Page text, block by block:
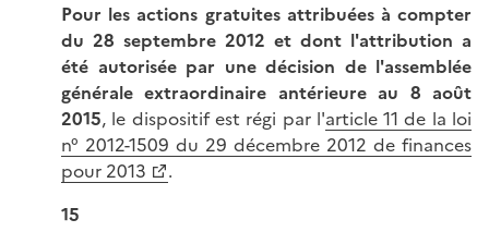
Pour les actions gratuites attribuées à compter
du 28 septembre 2012 et dont l'attribution a
été autorisée par une décision de l'assemblée
générale extraordinaire antérieure au 8 août
2015, le dispositif est régi par l'article 11 de la loi
n° 2012-1509 du 29 décembre 2012 de finances
pour 2013
.
15